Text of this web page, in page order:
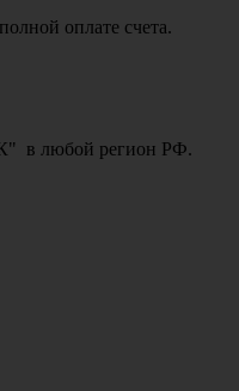
оплате счета.
в любой регион РФ.